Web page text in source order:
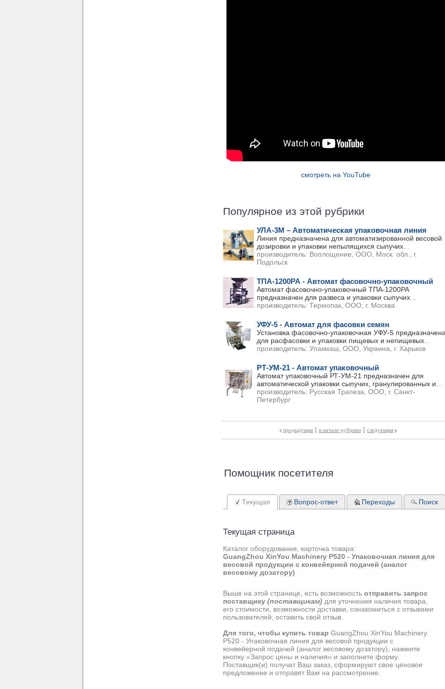
смотреть на YouTube
Популярное из этой рубрики
УЛА-3М – Автоматическая упаковочная линия
Линия предназначена для автоматизированной весовой
дозировки и упаковки непылящихся сыпучих
производитель: Воплощение, ООО, Моск. обл., г.
Подольск
ТПА-1200РА - Автомат фасовочно-упаковочный
Автомат фасовочно-упаковочный ТПА-1200РА
предназначен для развеса и упаковки сыпучих
производитель: Термопак, ООО, г. Москва
УФУ-5 - Автомат для фасовки семян
Установка фасовочно-упаковочная УФУ-5
для расфасовки и упаковки пищевых и непищевых
производитель: Упакмаш, ООО, Украина, г. Харьков
РТ-УМ-21 - Автомат упаковочный
Автомат упаковочный РТ-УМ-21 предназначен для
автоматической упаковки сыпучих, гранулированных и
производитель: Русская Трапеза, ООО, г. Санкт-
Петербург
предыдущая | в начало рубрики | следующая
Помощник посетителя
Текущая
Текущая страница
Каталог оборудования, карточка товара:
GuangZhou XinYou Machinery P520 - Упаковочная линия для
весовой продукции с конвейерной подачей (аналог
весовому дозатору)
Выше на этой странице, есть возможность отправить запрос
поставщику (поставщикам) для уточнения наличия товара,
его стоимости, возможности доставки, ознакомиться с отзывами
пользователей, оставить свой отзыв.
Для того, чтобы купить товар GuangZhou XinYou Machinery
P520 - Упаковочная линия для весовой продукции с
конвейерной подачей (аналог весовому дозатору), нажмите
кнопку «Запрос цены и наличия» и заполните форму.
Поставщик(и) получат Ваш заказ, сформируют свое ценовое
предложение и отправят Вам на рассмотрение.
Вопрос-ответ Переходы Поиск